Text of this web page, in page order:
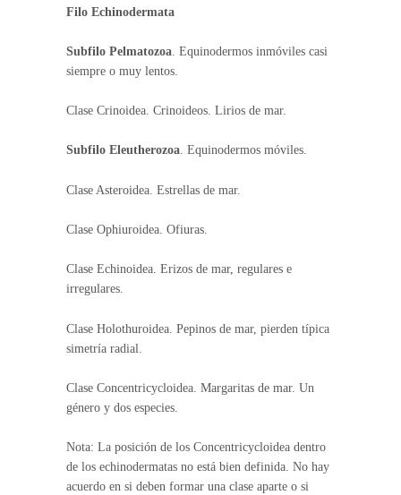
Filo Echinodermata
Subfilo Pelmatozoa . Equinodermos inmóviles casi
siempre o muy lentos.
Clase Crinoidea. Crinoideos. Lirios de mar.
Subfilo Eleutherozoa. Equinodermos móviles.
Clase Asteroidea. Estrellas de mar.
Clase Ophiuroidea. Ofiuras.
Clase Echinoidea. Erizos de mar, regulares e
irregulares.
Clase Holothuroidea. Pepinos de mar, pierden típica
simetría radial.
Clase Concentricycloidea. Margaritas de mar. Un
género y dos especies.
Nota: La posición de los Concentricycloidea dentro
de los echinodermatas no está bien definida. No hay
acuerdo en si deben formar una clase aparte o si